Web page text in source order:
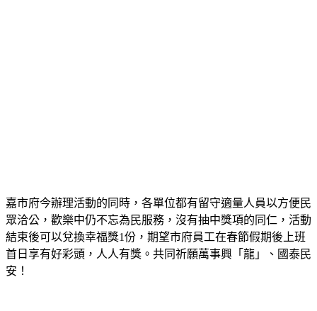
嘉市府今辦理活動的同時，各單位都有留守適量人員以方便民
眾洽公，歡樂中仍不忘為民服務，沒有抽中獎項的同仁，活動
結束後可以兌換幸福獎1份，期望市府員工在春節假期後上班
首日享有好彩頭，人人有獎。共同祈願萬事興「龍」、國泰民
安！